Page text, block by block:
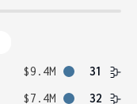
$9.4M
31
$7.4M 32